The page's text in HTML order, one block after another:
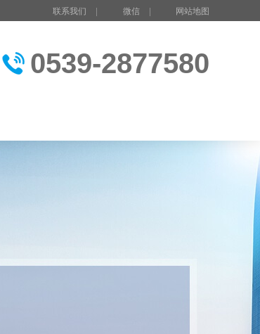
联系我们 | 微信 | 网站地图
0539-2877580